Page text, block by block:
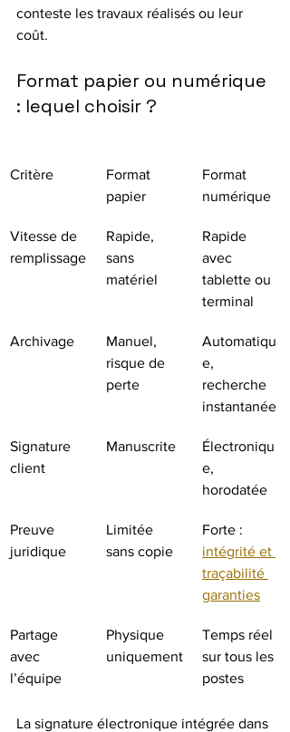
conteste les travaux réalisés ou leur
coût.
Format papier ou numérique
: lequel choisir ?
Critère
Format
papier
Format
numérique
Vitesse de
remplissage
Rapide,
sans
matériel
Rapide
avec
tablette ou
terminal
Archivage
Manuel,
risque de
perte
Automatiqu
e,
recherche
instantanée
Signature
client
Manuscrite
Électroniqu
e,
horodatée
Preuve
juridique
Limitée
sans copie
Forte :
intégrité et
traçabilité
garanties
Partage
avec
l’équipe
Physique
uniquement
Temps réel
sur tous les
postes
La signature électronique intégrée dans